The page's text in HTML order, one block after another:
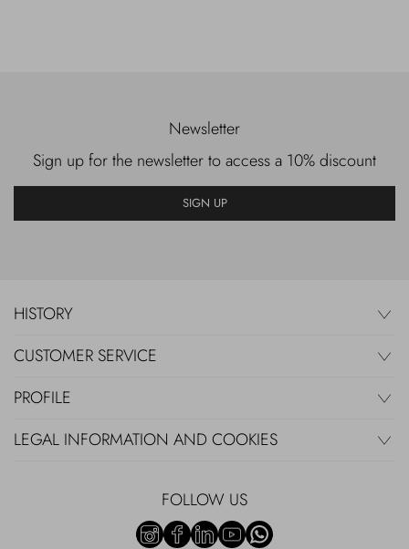
Newsletter
Sign up for the newsletter to access a 10% discount
SIGN UP
HISTORY
CUSTOMER SERVICE
PROFILE
LEGAL INFORMATION AND COOKIES
FOLLOW US